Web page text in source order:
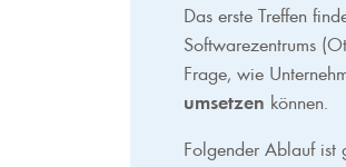
Das erste Treffen
Softwarezentrums
Frage, wie
umsetzen können.
Folgender Ablauf ist